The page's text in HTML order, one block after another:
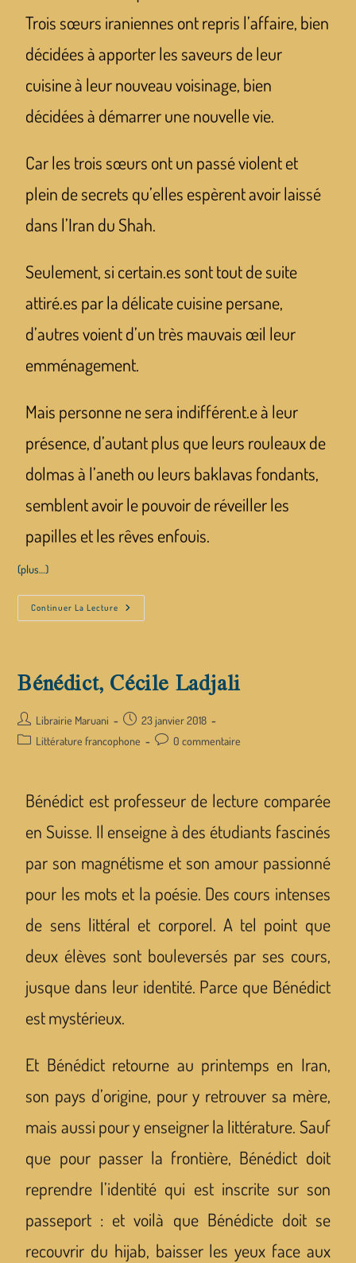
Trois sœurs iraniennes ont repris l’affaire, bien
décidées à apporter les saveurs de leur
cuisine à leur nouveau voisinage, bien
décidées à démarrer une nouvelle vie.
Car les trois sœurs ont un passé violent et
plein de secrets qu’elles espèrent avoir laissé
dans l’Iran du Shah.
Seulement, si certain.es sont tout de suite
attiré.es par la délicate cuisine persane,
d’autres voient d’un très mauvais œil leur
emménagement.
Mais personne ne sera indifférent.e à leur
présence, d’autant plus que leurs rouleaux de
dolmas à l’aneth ou leurs baklavas fondants,
semblent avoir le pouvoir de réveiller les
papilles et les rêves enfouis.
(plus…)
Continuer La Lecture
Bénédict, Cécile Ladjali
Librairie Maruani
23 janvier 2018
Littérature francophone
0 commentaire
Bénédict est professeur de lecture comparée
en Suisse. Il enseigne à des étudiants fascinés
par son magnétisme et son amour passionné
pour les mots et la poésie. Des cours intenses
de sens littéral et corporel. A tel point que
deux élèves sont bouleversés par ses cours,
jusque dans leur identité. Parce que Bénédict
est mystérieux.
Et Bénédict retourne au printemps en Iran,
son pays d’origine, pour y retrouver sa mère,
mais aussi pour y enseigner la littérature. Sauf
que pour passer la frontière, Bénédict doit
reprendre l’identité qui est inscrite sur son
passeport : et voilà que Bénédicte doit se
recouvrir du hijab, baisser les yeux face aux